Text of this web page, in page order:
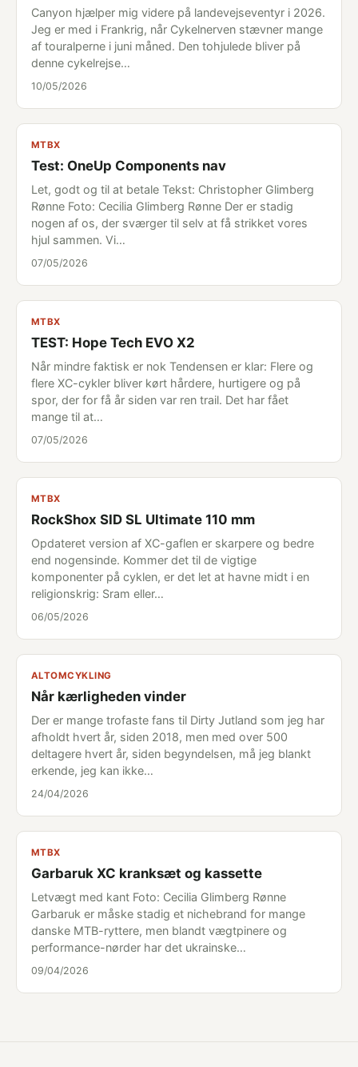
Canyon hjælper mig videre på landevejseventyr i 2026.
Jeg er med i Frankrig, når Cykelnerven stævner mange
af touralperne i juni måned. Den tohjulede bliver på
denne cykelrejse…
10/05/2026
MTBX
Test: OneUp Components nav
Let, godt og til at betale Tekst: Christopher Glimberg
Rønne Foto: Cecilia Glimberg Rønne Der er stadig
nogen af os, der sværger til selv at få strikket vores
hjul sammen. Vi…
07/05/2026
MTBX
TEST: Hope Tech EVO X2
Når mindre faktisk er nok Tendensen er klar: Flere og
flere XC-cykler bliver kørt hårdere, hurtigere og på
spor, der for få år siden var ren trail. Det har fået
mange til at…
07/05/2026
MTBX
RockShox SID SL Ultimate 110 mm
Opdateret version af XC-gaflen er skarpere og bedre
end nogensinde. Kommer det til de vigtige
komponenter på cyklen, er det let at havne midt i en
religionskrig: Sram eller…
06/05/2026
ALTOMCYKLING
Når kærligheden vinder
Der er mange trofaste fans til Dirty Jutland som jeg har
afholdt hvert år, siden 2018, men med over 500
deltagere hvert år, siden begyndelsen, må jeg blankt
erkende, jeg kan ikke…
24/04/2026
MTBX
Garbaruk XC kranksæt og kassette
Letvægt med kant Foto: Cecilia Glimberg Rønne
Garbaruk er måske stadig et nichebrand for mange
danske MTB-ryttere, men blandt vægtpinere og
performance-nørder har det ukrainske…
09/04/2026